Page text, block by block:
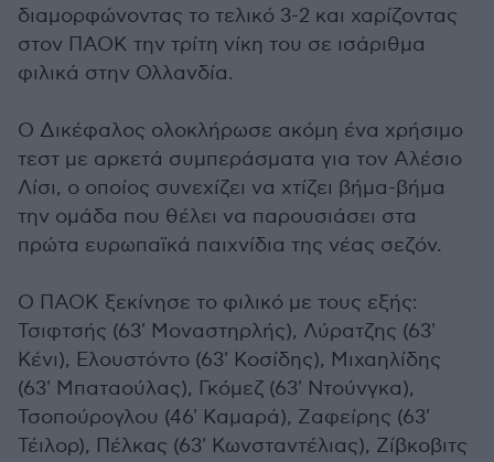
διαμορφώνοντας το τελικό 3-2 και χαρίζοντας
στον ΠΑΟΚ την τρίτη νίκη του σε ισάριθμα
φιλικά στην Ολλανδία.
Ο Δικέφαλος ολοκλήρωσε ακόμη ένα χρήσιμο
τεστ με αρκετά συμπεράσματα για τον Αλέσιο
Λίσι, ο οποίος συνεχίζει να χτίζει βήμα-βήμα
την ομάδα που θέλει να παρουσιάσει στα
πρώτα ευρωπαϊκά παιχνίδια της νέας σεζόν.
Ο ΠΑΟΚ ξεκίνησε το φιλικό με τους εξής:
Τσιφτσής (63' Μοναστηρλής), Λύρατζης (63'
Κένι), Ελουστόντο (63' Κοσίδης), Μιχαηλίδης
(63' Μπαταούλας), Γκόμεζ (63' Ντούνγκα),
Τσοπούρογλου (46' Καμαρά), Ζαφείρης (63'
Τέιλορ), Πέλκας (63' Κωνσταντέλιας), Ζίβκοβιτς